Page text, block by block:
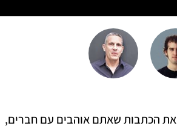
את הכתבות שאתם אוהבים עם חברים,